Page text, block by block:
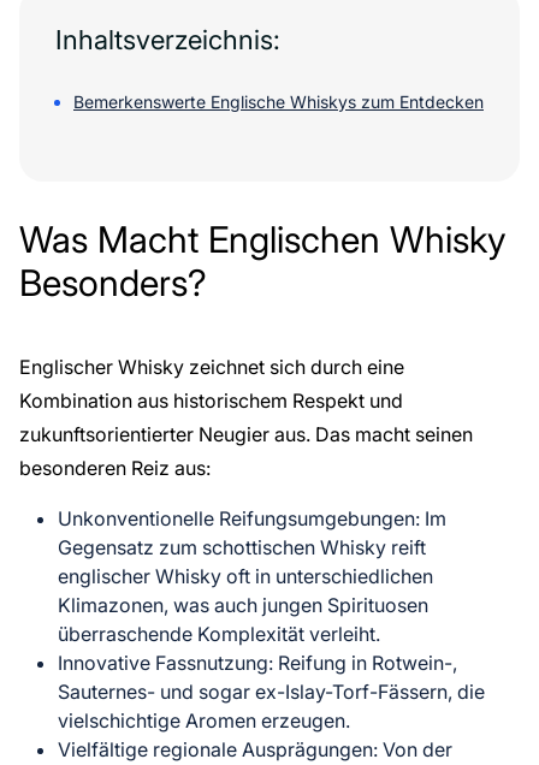
Inhaltsverzeichnis:
Bemerkenswerte Englische Whiskys zum Entdecken
Was Macht Englischen Whisky
Besonders?
Englischer Whisky zeichnet sich durch eine
Kombination aus historischem Respekt und
zukunftsorientierter Neugier aus. Das macht seinen
besonderen Reiz aus:
Unkonventionelle Reifungsumgebungen: Im
Gegensatz zum schottischen Whisky reift
englischer Whisky oft in unterschiedlichen
Klimazonen, was auch jungen Spirituosen
überraschende Komplexität verleiht.
Innovative Fassnutzung: Reifung in Rotwein-,
Sauternes- und sogar ex-Islay-Torf-Fässern, die
vielschichtige Aromen erzeugen.
Vielfältige regionale Ausprägungen: Von der